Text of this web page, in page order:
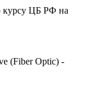
курсу ЦБ РФ на
(Fiber Optic) -